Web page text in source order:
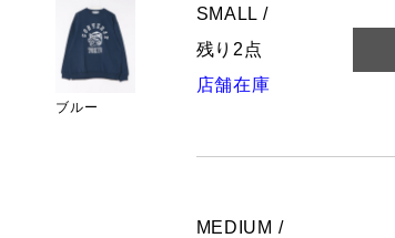
ブルー
SMALL /
残り2点
店舗在庫
MEDIUM /